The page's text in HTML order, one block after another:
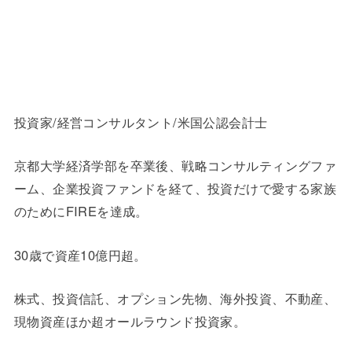
投資家/経営コンサルタント/米国公認会計士
京都大学経済学部を卒業後、戦略コンサルティングファ
ーム、企業投資ファンドを経て、投資だけで愛する家族
のためにFIREを達成。
30歳で資産10億円超。
株式、投資信託、オプション先物、海外投資、不動産、
現物資産ほか超オールラウンド投資家。